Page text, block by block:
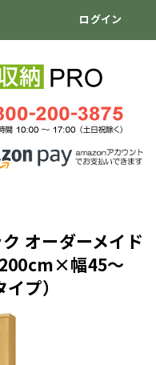
オーダーメイド
幅45～
プ）